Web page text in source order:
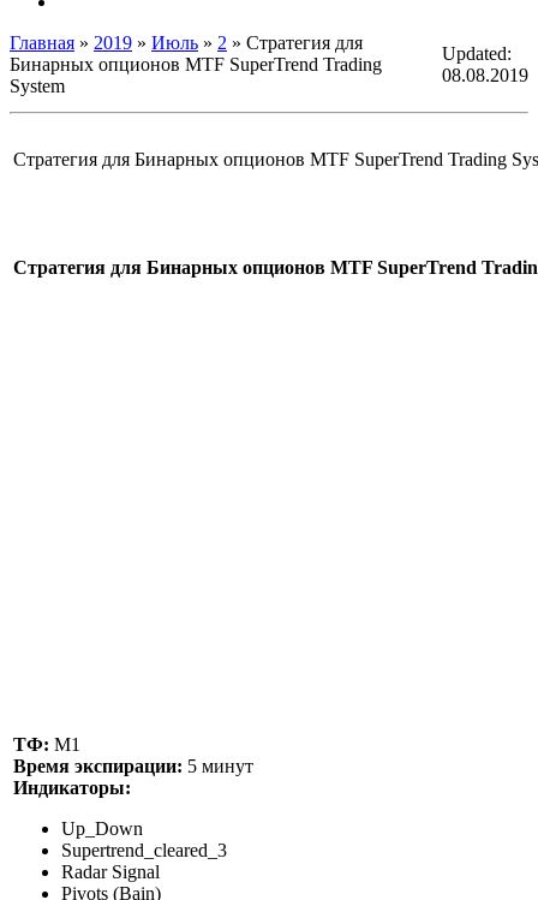
Главная » 2019 » Июль » 2 » Стратегия для
Бинарных опционов MTF SuperTrend Trading
System
Updated:
08.08.2019
Стратегия для Бинарных опционов MTF SuperTrend Trading
Стратегия для Бинарных опционов MTF SuperTrend
ТФ: М1
Время экспирации: 5 минут
Индикаторы:
Up_Down
Supertrend_cleared_3
Radar Signal
Pivots (Bain)